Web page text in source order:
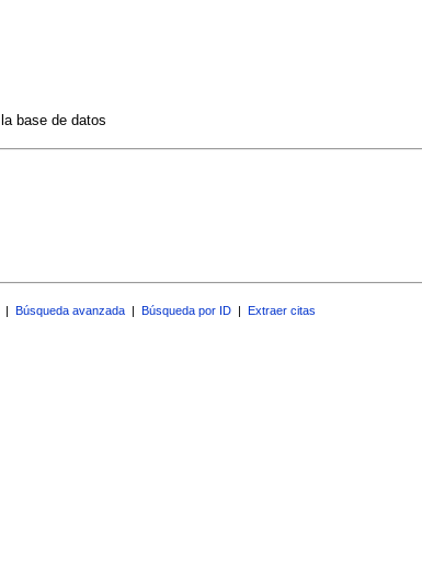
base de datos
| Búsqueda avanzada | Búsqueda por ID | Extraer citas